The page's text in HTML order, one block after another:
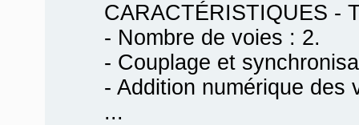
CARACTÉRISTIQUES -
- Nombre de voies : 2.
- Couplage et
- Addition numérique des
...